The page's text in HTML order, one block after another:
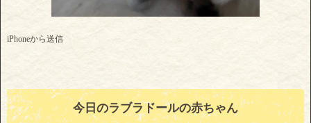
iPhoneから送信
今日のラブラドールの赤ちゃん